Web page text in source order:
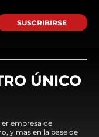
SUSCRIBIRSE
ÚNICO
empresa de
y mas en la base de